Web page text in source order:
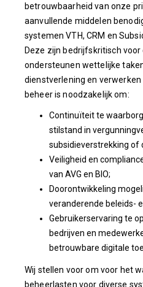
betrouwbaarheid van onze
aanvullende middelen
systemen VTH, CRM en
Deze zijn bedrijfskritisch voor
ondersteunen wettelijke
dienstverlening en verwerken
beheer is noodzakelijk om:
Continuïteit te
stilstand in
subsidieverstrekking of
Veiligheid en
van AVG en BIO;
Doorontwikkeling
veranderende beleids-
Gebruikerservaring te
bedrijven en
betrouwbare digitale
Wij stellen voor om voor het
beheerlasten voor diverse